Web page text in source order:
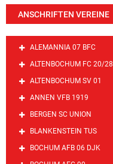
ANSCHRIFTEN VEREINE
ALEMANNIA 07 BFC
ALTENBOCHUM FC 20/28
ALTENBOCHUM SV 01
ANNEN VFB 1919
BERGEN SC UNION
BLANKENSTEIN TUS
BOCHUM AFB 06 DJK